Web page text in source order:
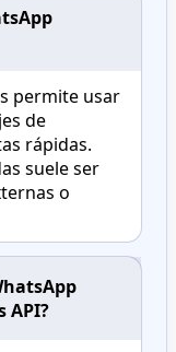
permite usar
de
rápidas.
suele ser
o
API?